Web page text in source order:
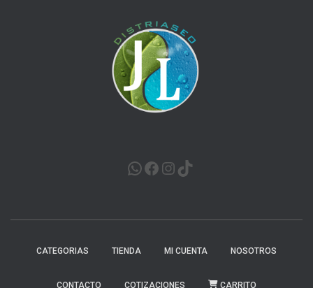
WHATSAPP FACEBOOK INSTAGRAM
CATEGORIAS TIENDA MI CUENTA NOSOTROS
CONTACTO COTIZACIONES CARRITO